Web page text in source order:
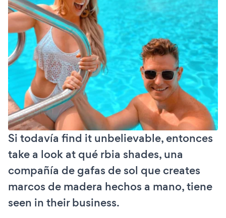
Si todavía find it unbelievable, entonces
take a look at qué rbia shades, una
compañía de gafas de sol que creates
marcos de madera hechos a mano, tiene
seen in their business.